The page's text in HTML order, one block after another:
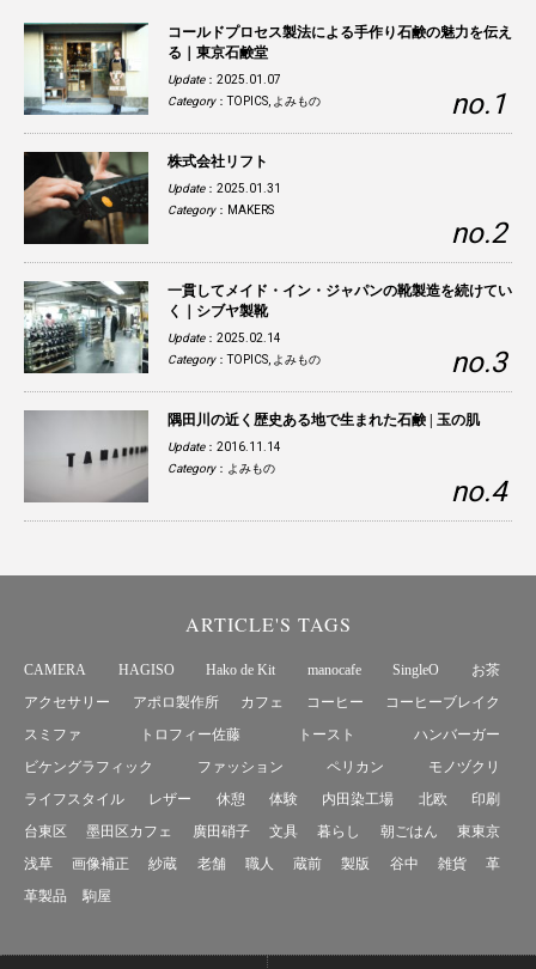
コールドプロセス製法による手作り石鹸の魅力を伝え
る｜東京石鹸堂
Update：2025.01.07
Category：TOPICS よみもの
株式会社リフト
Update：2025.01.31
Category： MAKERS
一貫してメイド・イン・ジャパンの靴製造を続けてい
く｜シブヤ製靴
Update：2025.02.14
Category：TOPICS よみもの
隅田川の近く歴史ある地で生まれた石鹸 | 玉の肌
Update：2016.11.14
Category： よみもの
ARTICLE'S TAGS
CAMERA HAGISO Hako de Kit manocafe SingleO
お茶
アクセサリー
アポロ製作所 カフェ コーヒー
コーヒーブレイク
スミファ
トロフィー佐藤 トースト
ハンバーガー
ビケングラフィック
ファッション ペリカン
モノヅクリ
ライフスタイル
レザー 休憩 体験 内田染工場 北欧
印刷
台東区
墨田区カフェ 廣田硝子 文具 暮らし 朝ごはん
東東京
浅草
画像補正 紗蔵 老舗 職人 蔵前 製版 谷中 雑貨
革
革製品
駒屋